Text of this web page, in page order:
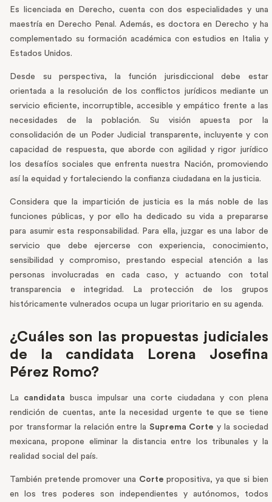
Es licenciada en Derecho, cuenta con dos especialidades y una
maestría en Derecho Penal. Además, es doctora en Derecho y ha
complementado su formación académica con estudios en Italia y
Estados Unidos.
Desde su perspectiva, la función jurisdiccional debe estar
orientada a la resolución de los conflictos jurídicos mediante un
servicio eficiente, incorruptible, accesible y empático frente a las
necesidades de la población. Su visión apuesta por la
consolidación de un Poder Judicial transparente, incluyente y con
capacidad de respuesta, que aborde con agilidad y rigor jurídico
los desafíos sociales que enfrenta nuestra Nación, promoviendo
así la equidad y fortaleciendo la confianza ciudadana en la justicia.
Considera que la impartición de justicia es la más noble de las
funciones públicas, y por ello ha dedicado su vida a prepararse
para asumir esta responsabilidad. Para ella, juzgar es una labor de
servicio que debe ejercerse con experiencia, conocimiento,
sensibilidad y compromiso, prestando especial atención a las
personas involucradas en cada caso, y actuando con total
transparencia e integridad. La protección de los grupos
históricamente vulnerados ocupa un lugar prioritario en su agenda.
¿Cuáles son las propuestas judiciales
de la candidata Lorena Josefina
Pérez Romo?
La candidata busca impulsar una corte ciudadana y con plena
rendición de cuentas, ante la necesidad urgente te que se tiene
por transformar la relación entre laSuprema Corte y la sociedad
mexicana, propone eliminar la distancia entre los tribunales y la
realidad social del país.
También pretende promover una Corte propositiva, ya que si bien
en los tres poderes son independientes y autónomos, todos